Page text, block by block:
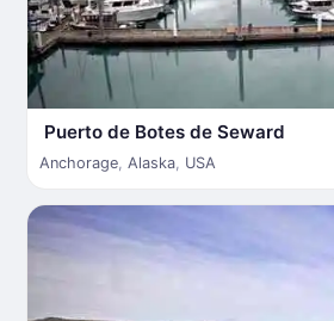
Puerto de Botes de Seward
Anchorage, Alaska, USA